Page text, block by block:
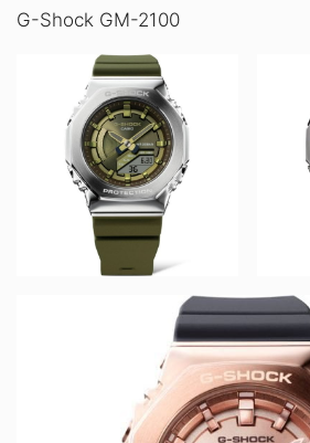
G-Shock GM-2100